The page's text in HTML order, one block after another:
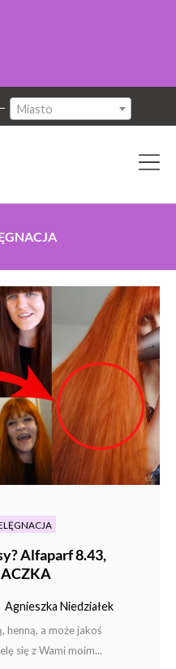
Miasto
Alfaparf 8.43,
Agnieszka Niedziałek
henną, a może jakoś
się z Wami moim...